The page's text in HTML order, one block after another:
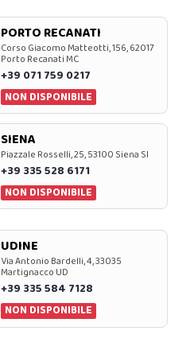
PORTO RECANATI
Corso Giacomo Matteotti, 156, 62017
Porto Recanati MC
+39 071 759 0217
NON DISPONIBILE
SIENA
Piazzale Rosselli, 25, 53100 Siena SI
+39 335 528 6171
NON DISPONIBILE
UDINE
Via Antonio Bardelli, 4, 33035
Martignacco UD
+39 335 584 7128
NON DISPONIBILE